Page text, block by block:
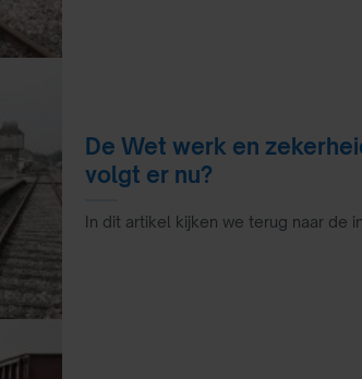
De Wet werk en
volgt er nu?
In dit artikel kijken we terug naar de